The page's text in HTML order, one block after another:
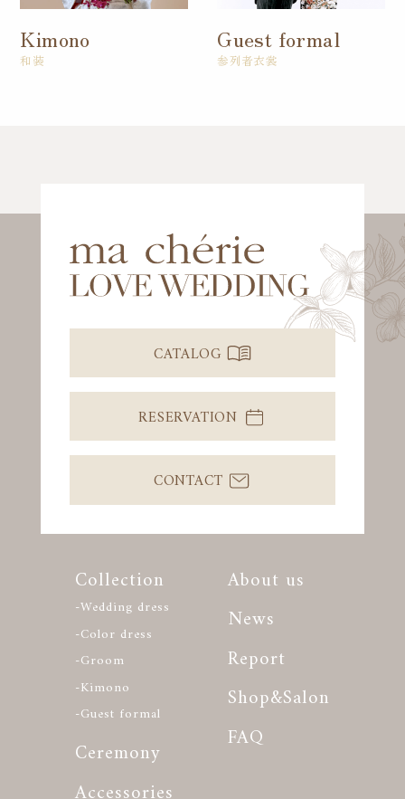
Kimono
和装
Guest formal
参列者衣裳
CATALOG
RESERVATION
CONTACT
Collection
-Wedding dress
-Color dress
-Groom
-Kimono
-Guest formal
Ceremony
Accessories
About us
News
Report
Shop&Salon
FAQ